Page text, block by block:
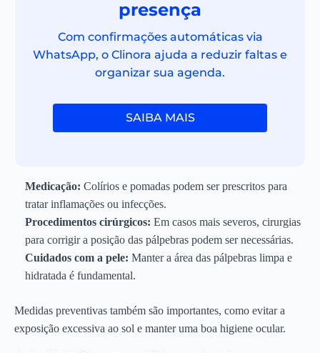
presença
Com confirmações automáticas via
WhatsApp, o Clinora ajuda a reduzir faltas e
organizar sua agenda.
SAIBA MAIS
Medicação: Colírios e pomadas podem ser prescritos para
tratar inflamações ou infecções.
Procedimentos cirúrgicos: Em casos mais severos, cirurgias
para corrigir a posição das pálpebras podem ser necessárias.
Cuidados com a pele: Manter a área das pálpebras limpa e
hidratada é fundamental.
Medidas preventivas também são importantes, como evitar a
exposição excessiva ao sol e manter uma boa higiene ocular.